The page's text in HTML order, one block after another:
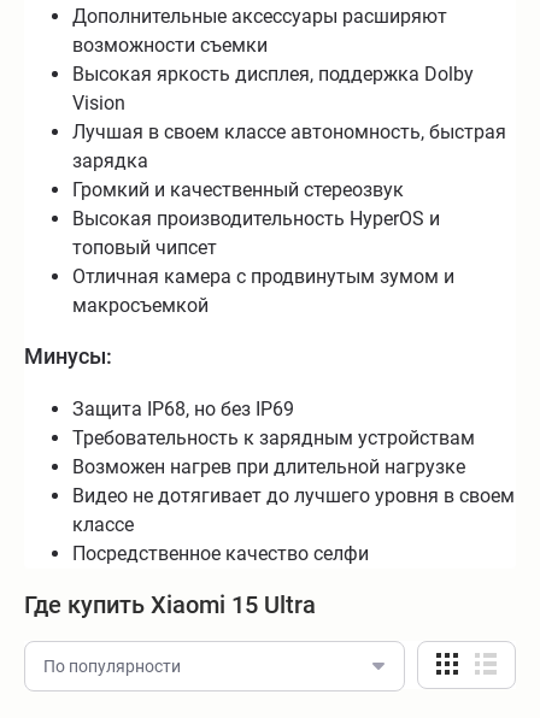
Дополнительные аксессуары расширяют
возможности съемки
Высокая яркость дисплея, поддержка Dolby
Vision
Лучшая в своем классе автономность, быстрая
зарядка
Громкий и качественный стереозвук
Высокая производительность HyperOS и
топовый чипсет
Отличная камера с продвинутым зумом и
макросъемкой
Минусы:
Защита IP68, но без IP69
Требовательность к зарядным устройствам
Возможен нагрев при длительной нагрузке
Видео не дотягивает до лучшего уровня в своем
классе
Посредственное качество селфи
Где купить Xiaomi 15 Ultra
По популярности